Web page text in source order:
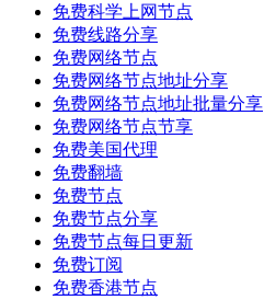
免费科学上网节点
免费线路分享
免费网络节点
免费网络节点地址分享
免费网络节点地址批量分享
免费网络节点节享
免费美国代理
免费翻墙
免费节点
免费节点分享
免费节点每日更新
免费订阅
免费香港节点